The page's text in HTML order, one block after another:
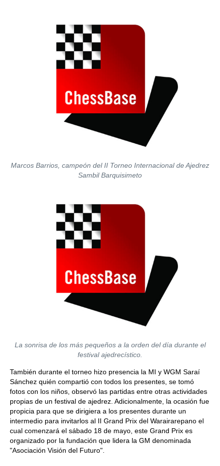
Marcos Barrios, campeón del II Torneo Internacional de Ajedrez
Sambil Barquisimeto
La sonrisa de los más pequeños a la orden del día durante el
festival ajedrecístico.
También durante el torneo hizo presencia la MI y WGM Saraí
Sánchez quién compartió con todos los presentes, se tomó
fotos con los niños, observó las partidas entre otras actividades
propias de un festival de ajedrez. Adicionalmente, la ocasión fue
propicia para que se dirigiera a los presentes durante un
intermedio para invitarlos al II Grand Prix del Warairarepano el
cual comenzará el sábado 18 de mayo, este Grand Prix es
organizado por la fundación que lidera la GM denominada
"Asociación Visión del Futuro".